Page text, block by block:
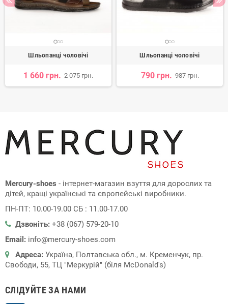
Шльопанці чоловічі
1 660 грн. 2 075 грн.
Шльопанці чоловічі
790 грн. 987 грн.
Mercury-shoes - інтернет-магазин взуття для дорослих та
дітей, кращі українські та європейські виробники.
ПН-ПТ: 10.00-19.00 СБ : 11.00-17.00
Дзвоніть: +38 (067) 579-20-10
Email: info@mercury-shoes.com
Адреса: Україна, Полтавська обл., м. Кременчук, пр.
Свободи, 55, ТЦ "Меркурій" (біля McDonald's)
СЛІДУЙТЕ ЗА НАМИ